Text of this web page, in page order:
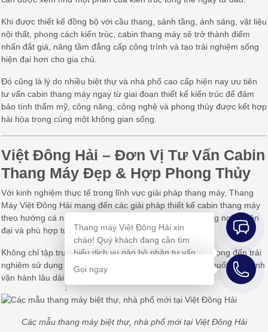
Khi được thiết kế đồng bộ với cầu thang, sảnh tầng, ánh sáng, vật liệu
nội thất, phong cách kiến trúc, cabin thang máy sẽ trở thành điểm
nhấn đắt giá, nâng tầm đẳng cấp công trình và tạo trải nghiệm sống
hiện đại hơn cho gia chủ.
Đó cũng là lý do nhiều biệt thự và nhà phố cao cấp hiện nay ưu tiên
tư vấn cabin thang máy ngay từ giai đoạn thiết kế kiến trúc để đảm
bảo tính thẩm mỹ, công năng, công nghệ và phong thủy được kết hợp
hài hòa trong cùng một không gian sống.
Việt Đông Hải – Đơn Vị Tư Vấn Cabin
Thang Máy Đẹp & Hợp Phong Thủy
Với kinh nghiệm thực tế trong lĩnh vực giải pháp thang máy, Thang
Máy Việt Đông Hải mang đến các giải pháp thiết kế cabin thang máy
theo hướng cá nhân hóa, tối ưu thẩm mỹ, ứng dụng công nghệ hiện
đại và phù hợp từng không gian sống riêng biệt.
Không chỉ tập trung vào thiết bị, Việt Đông Hải còn chú trọng đến trải
nghiệm sử dụng và giá trị tổng thể của công trình trong suốt quá trình
vận hành lâu dài.
Các mẫu thang máy biệt thự, nhà phố mới tại Việt Đông Hải
Thang máy Việt Đông Hải xin
chào! Quý khách đang cần tìm
hiểu dịch vụ nào bộ phận tư vấn
bên em sẽ hỗ trợ mình ngay ạ!
;
Gọi ngay